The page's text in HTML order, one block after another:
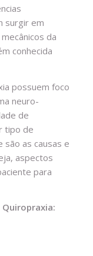
surgir em
da
conhecida
possuem foco
neuro-
de
tipo de
as causas e
aspectos
para